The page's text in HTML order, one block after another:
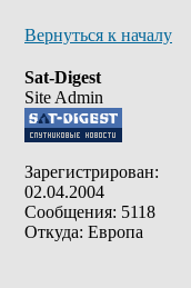
Вернуться к началу
Sat-Digest
Site Admin
Зарегистрирован:
02.04.2004
Сообщения: 5118
Откуда: Европа